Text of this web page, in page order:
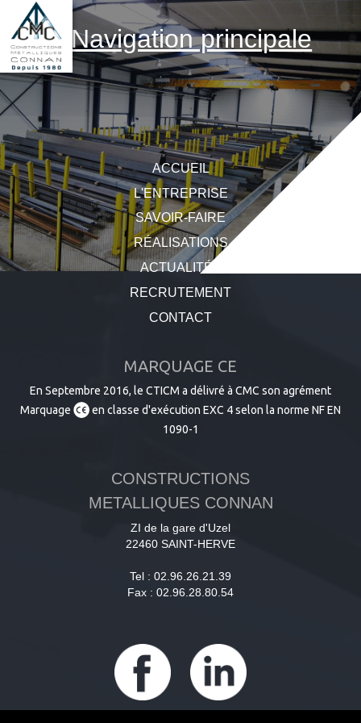
contenu
principal
Navigation principale
Navigation
principale
ACCUEIL
L'ENTREPRISE
SAVOIR-FAIRE
RÉALISATIONS
ACTUALITÉS
RECRUTEMENT
CONTACT
MARQUAGE CE
En Septembre 2016, le CTICM a délivré à CMC son agrément
Marquage
en classe d'exécution EXC 4 selon la norme NF EN
1090-1
CONSTRUCTIONS
METALLIQUES CONNAN
ZI de la gare d'Uzel
22460 SAINT-HERVE
Tel : 02.96.26.21.39
Fax : 02.96.28.80.54